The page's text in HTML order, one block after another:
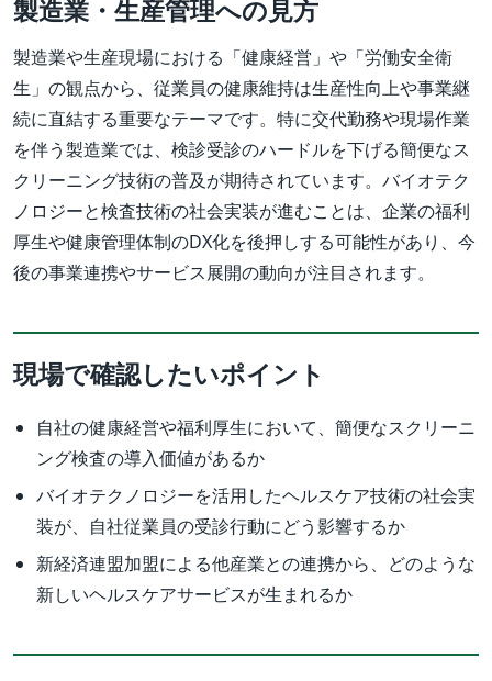
製造業・生産管理への見方
製造業や生産現場における「健康経営」や「労働安全衛
生」の観点から、従業員の健康維持は生産性向上や事業継
続に直結する重要なテーマです。特に交代勤務や現場作業
を伴う製造業では、検診受診のハードルを下げる簡便なス
クリーニング技術の普及が期待されています。バイオテク
ノロジーと検査技術の社会実装が進むことは、企業の福利
厚生や健康管理体制のDX化を後押しする可能性があり、今
後の事業連携やサービス展開の動向が注目されます。
現場で確認したいポイント
自社の健康経営や福利厚生において、簡便なスクリーニ
ング検査の導入価値があるか
バイオテクノロジーを活用したヘルスケア技術の社会実
装が、自社従業員の受診行動にどう影響するか
新経済連盟加盟による他産業との連携から、どのような
新しいヘルスケアサービスが生まれるか